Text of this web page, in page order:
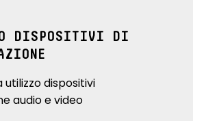
DISPOSITIVI DI
dispositivi
audio e video